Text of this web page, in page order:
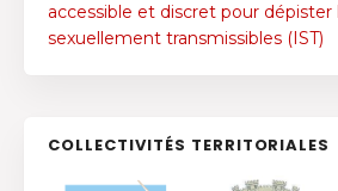
accessible et discret pour dépister
sexuellement transmissibles (IST)
COLLECTIVITÉS TERRITORIALES